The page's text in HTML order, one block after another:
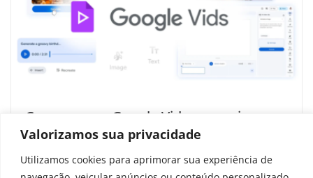
Valorizamos sua privacidade
Utilizamos cookies para aprimorar sua experiência de
Como usar o Google Vids para criar
vídeos profissionais com IA sem gastar
nada